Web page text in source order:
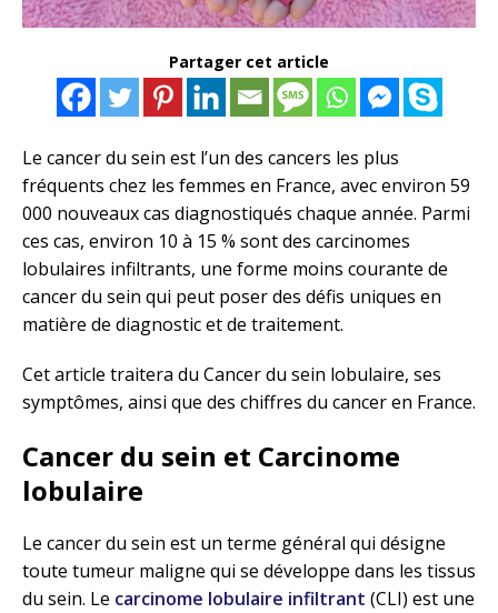
Partager cet article
Le cancer du sein est l’un des cancers les plus
fréquents chez les femmes en France, avec environ 59
000 nouveaux cas diagnostiqués chaque année. Parmi
ces cas, environ 10 à 15 % sont des carcinomes
lobulaires infiltrants, une forme moins courante de
cancer du sein qui peut poser des défis uniques en
matière de diagnostic et de traitement.
Cet article traitera du Cancer du sein lobulaire, ses
symptômes, ainsi que des chiffres du cancer en France.
Cancer du sein et Carcinome
lobulaire
Le cancer du sein est un terme général qui désigne
toute tumeur maligne qui se développe dans les tissus
du sein. Le carcinome lobulaire infiltrant (CLI) est une